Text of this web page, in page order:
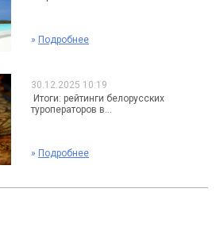
» Подробнее
30.12.2025 10:19
Итоги: рейтинги белорусских
туроператоров в...
» Подробнее